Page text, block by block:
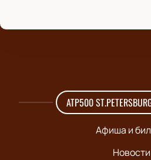
ATP500
Афиша и
Новости